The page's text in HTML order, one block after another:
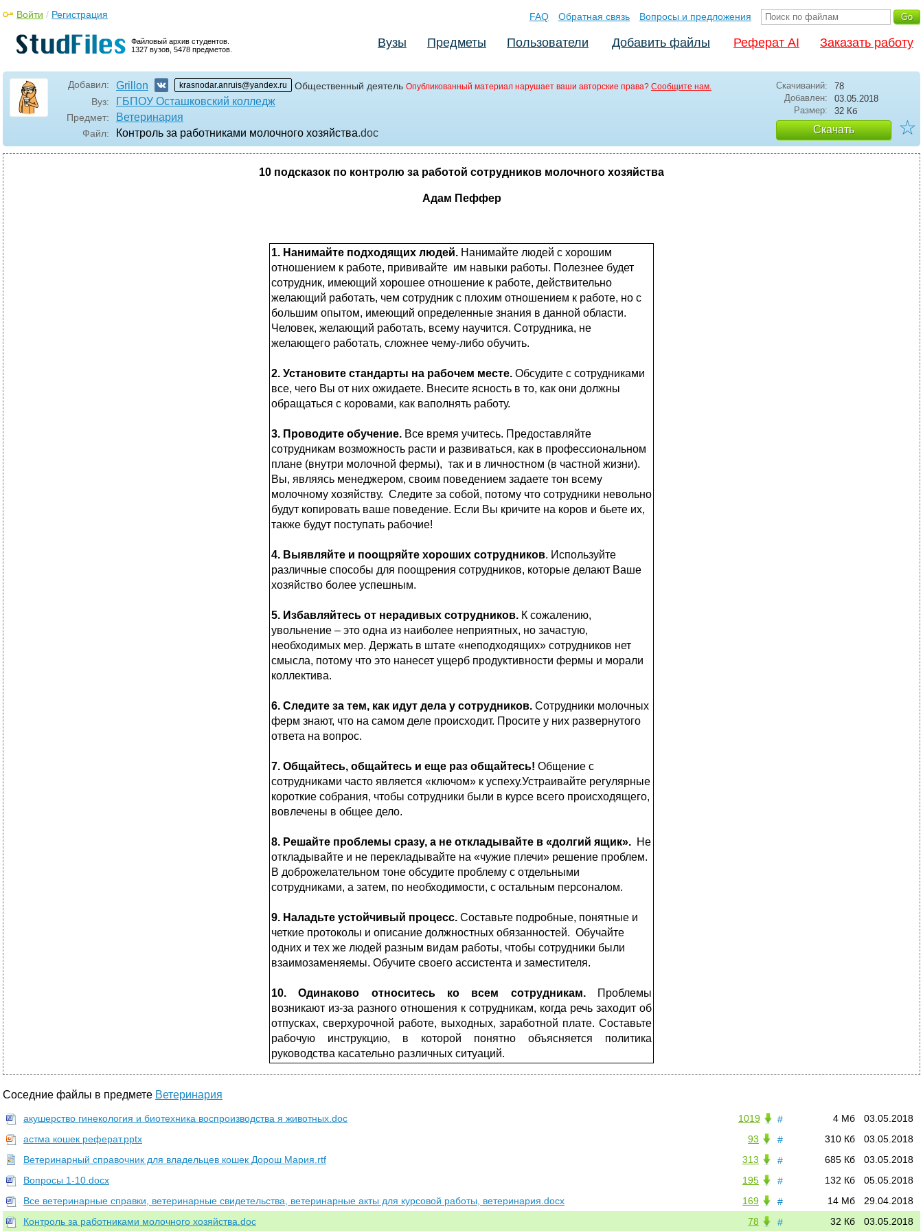
Файловый архив студентов.
1327 вузов, 5478 предметов.
Войти / Регистрация FAQ Обратная связь Вопросы и предложения
Вузы Предметы Пользователи Добавить файлы Реферат AI Заказать работу
Добавил: Grillon krasnodar.anruis@yandex.ru Общественный деятель Опубликованный материал нарушает ваши авторские права? Сообщите нам.
Вуз: ГБПОУ Осташковский колледж
Предмет: Ветеринария
Файл: Контроль за работниками молочного хозяйства.doc
Скачиваний:
78
Добавлен:
03.05.2018
Размер:
32 Кб
Скачать ☆
10 подсказок по контролю за работой сотрудников молочного хозяйства
Адам Пеффер
1. Нанимайте подходящих людей. Нанимайте людей с хорошим
отношением к работе, прививайте им навыки работы. Полезнее будет
сотрудник, имеющий хорошее отношение к работе, действительно
желающий работать, чем сотрудник с плохим отношением к работе, но с
большим опытом, имеющий определенные знания в данной области.
Человек, желающий работать, всему научится. Сотрудника, не
желающего работать, сложнее чему-либо обучить.
2. Установите стандарты на рабочем месте. Обсудите с сотрудниками
все, чего Вы от них ожидаете. Внесите ясность в то, как они должны
обращаться с коровами, как ваполнять работу.
3. Проводите обучение. Все время учитесь. Предоставляйте
сотрудникам возможность расти и развиваться, как в профессиональном
плане (внутри молочной фермы), так и в личностном (в частной жизни).
Вы, являясь менеджером, своим поведением задаете тон всему
молочному хозяйству. Следите за собой, потому что сотрудники невольно
будут копировать ваше поведение. Если Вы кричите на коров и бьете их,
также будут поступать рабочие!
4. Выявляйте и поощряйте хороших сотрудников. Используйте
различные способы для поощрения сотрудников, которые делают Ваше
хозяйство более успешным.
5. Избавляйтесь от нерадивых сотрудников. К сожалению,
увольнение – это одна из наиболее неприятных, но зачастую,
необходимых мер. Держать в штате «неподходящих» сотрудников нет
смысла, потому что это нанесет ущерб продуктивности фермы и морали
коллектива.
6. Следите за тем, как идут дела у сотрудников. Сотрудники молочных
ферм знают, что на самом деле происходит. Просите у них развернутого
ответа на вопрос.
7. Общайтесь, общайтесь и еще раз общайтесь! Общение с
сотрудниками часто является «ключом» к успеху.Устраивайте регулярные
короткие собрания, чтобы сотрудники были в курсе всего происходящего,
вовлечены в общее дело.
8. Решайте проблемы сразу, а не откладывайте в «долгий ящик». Не
откладывайте и не перекладывайте на «чужие плечи» решение проблем.
В доброжелательном тоне обсудите проблему с отдельными
сотрудниками, а затем, по необходимости, с остальным персоналом.
9. Наладьте устойчивый процесс. Составьте подробные, понятные и
четкие протоколы и описание должностных обязанностей. Обучайте
одних и тех же людей разным видам работы, чтобы сотрудники были
взаимозаменяемы. Обучите своего ассистента и заместителя.
10. Одинаково относитесь ко всем сотрудникам.
Проблемы
возникают из-за разного отношения к сотрудникам, когда речь заходит об
отпусках, сверхурочной работе, выходных, заработной плате. Составьте
рабочую инструкцию, в которой понятно объясняется политика
руководства касательно различных ситуаций.
Соседние файлы в предмете Ветеринария
# 03.05.2018
4 Мб
1019
акушерство гинекология и биотехника воспроизводства я животных.doc
#
03.05.2018
310 Кб
93
астма кошек реферат.pptx
#
03.05.2018
685 Кб
313
Ветеринарный справочник для владельцев кошек Дорош Мария.rtf
#
05.05.2018
132 Кб
195
Вопросы 1-10.docx
#
29.04.2018
14 Мб
169
Все ветеринарные справки, ветеринарные свидетельства, ветеринарные акты для курсовой работы, ветеринария.docx
#
03.05.2018
32 Кб
78
Контроль за работниками молочного хозяйства.doc